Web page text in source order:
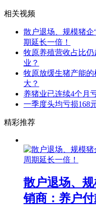
相关视频
散户退场、规模猪企
期延长一倍！
牧原养殖营收占比
业？
牧原放缓生猪产能
大？
养猪业已连续4个月
一季度头均亏损168
精彩推荐
散户退场、
销商：养户付